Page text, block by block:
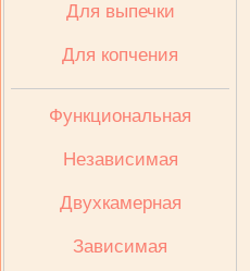
Для выпечки
Для копчения
Функциональная
Независимая
Двухкамерная
Зависимая